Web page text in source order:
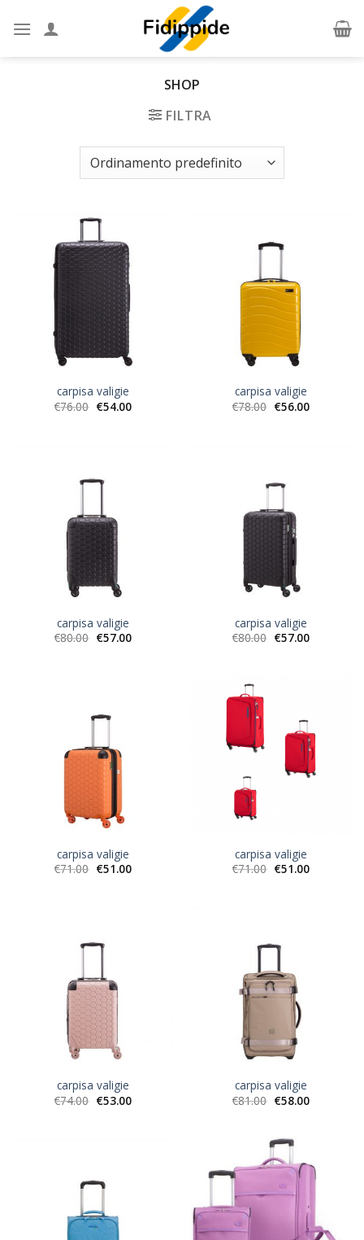
SHOP
FILTRA
carpisa valigie
€76.00 €54.00
carpisa valigie
€78.00 €56.00
carpisa valigie
€80.00 €57.00
carpisa valigie
€80.00 €57.00
carpisa valigie
€71.00 €51.00
carpisa valigie
€71.00 €51.00
carpisa valigie
€74.00 €53.00
carpisa valigie
€81.00 €58.00